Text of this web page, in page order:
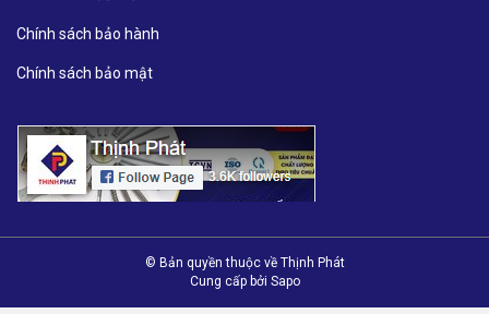
Chính sách bảo hành
Chính sách bảo mật
© Bản quyền thuộc về Thịnh Phát
Cung cấp bởi Sapo